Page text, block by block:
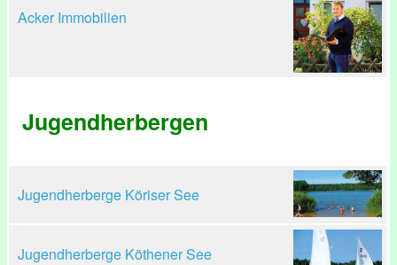
Acker Immobilien
Jugendherbergen
Jugendherberge Köriser See
Jugendherberge Köthener See